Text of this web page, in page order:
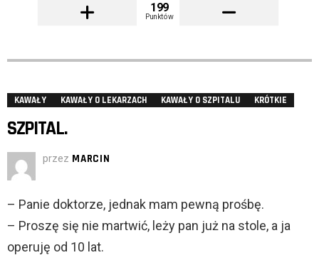
199
Punktów
KAWAŁY KAWAŁY O LEKARZACH KAWAŁY O SZPITALU KRÓTKIE
SZPITAL.
przez MARCIN
– Panie doktorze, jednak mam pewną prośbę.
– Proszę się nie martwić, leży pan już na stole, a ja
operuję od 10 lat.